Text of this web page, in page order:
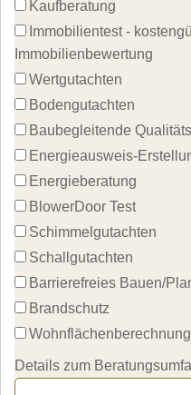
Kaufberatung
Immobilientest -
Immobilienbewertung
Wertgutachten
Bodengutachten
Baubegleitende
Energieausweis-
Energieberatung
BlowerDoor Test
Schimmelgutachten
Schallgutachten
Barrierefreies Bauen/
Brandschutz
Wohnflächenberechnung
Details zum